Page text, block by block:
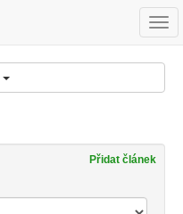
Přidat článek